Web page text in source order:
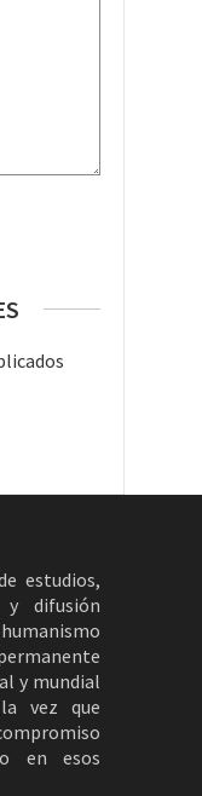
estudios,
y difusión
y mundial
vez que
en esos